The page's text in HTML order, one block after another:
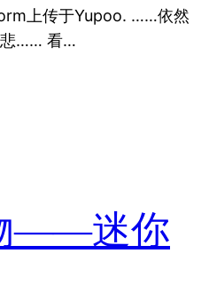
上传于Yupoo. ……依然
悲…… 看…
——迷你